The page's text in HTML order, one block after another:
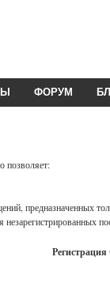
ФОРУМ
позволяет:
предназначенных